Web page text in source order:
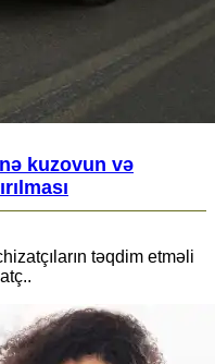
kuzovun və
təqdim etməli